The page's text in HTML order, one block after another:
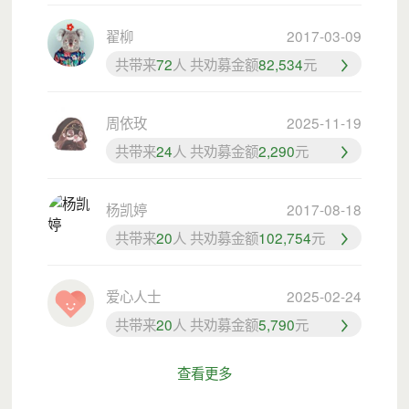
翟柳
2017-03-09
共带来72人 共劝募金额82,534元
周依玫
2025-11-19
共带来24人 共劝募金额2,290元
杨凯婷
2017-08-18
共带来20人 共劝募金额102,754元
爱心人士
2025-02-24
共带来20人 共劝募金额5,790元
查看更多